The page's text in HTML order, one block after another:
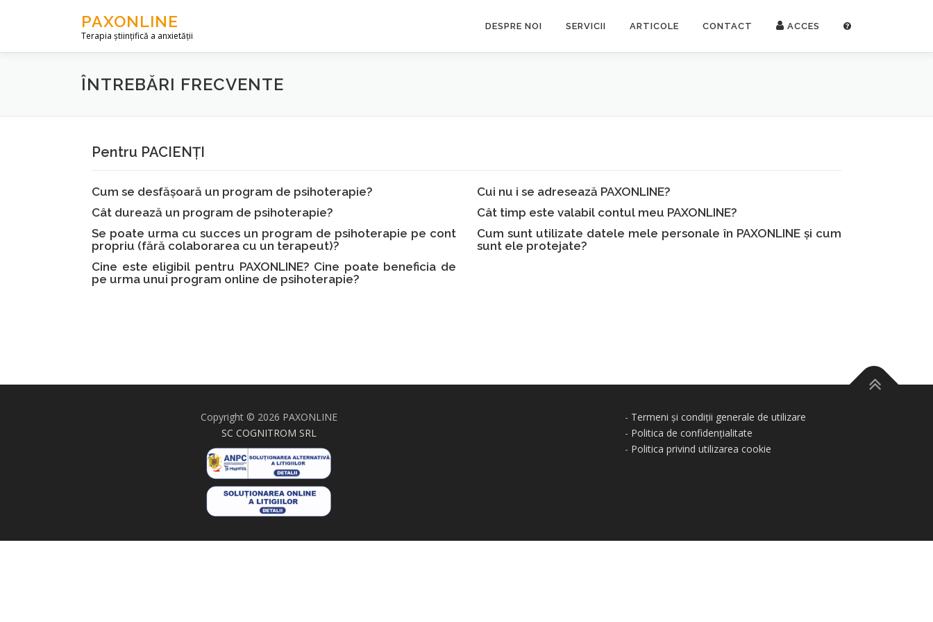
PAXONLINE
Terapia științifică a anxietății
DESPRE NOI SERVICII ARTICOLE CONTACT ACCES
ÎNTREBĂRI FRECVENTE
Pentru PACIENȚI
Cum se desfășoară un program de psihoterapie?
Cât durează un program de psihoterapie?
Se poate urma cu succes un program de psihoterapie pe cont
propriu (fără colaborarea cu un terapeut)?
Cine este eligibil pentru PAXONLINE? Cine poate beneficia de
pe urma unui program online de psihoterapie?
Cui nu i se adresează PAXONLINE?
Cât timp este valabil contul meu PAXONLINE?
Cum sunt utilizate datele mele personale în PAXONLINE și cum
sunt ele protejate?
Copyright © 2026 PAXONLINE
SC COGNITROM SRL
- Termeni și condiții generale de utilizare
- Politica de confidențialitate
- Politica privind utilizarea cookie